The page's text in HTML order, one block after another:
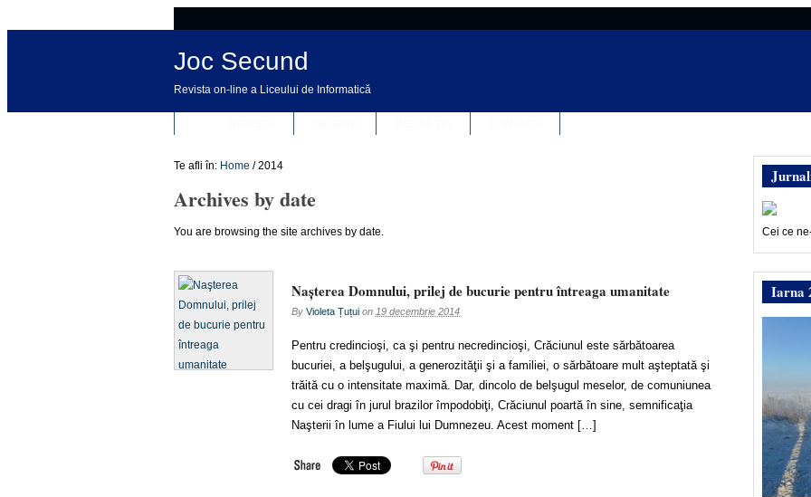
Joc Secund
Revista on-line a Liceului de Informatică
Te afli în: Home / 2014
Archives by date
You are browsing the site archives by date.
Naşterea Domnului, prilej de bucurie pentru întreaga umanitate
By Violeta Țuțui on 19 decembrie 2014
Pentru credincioşi, ca şi pentru necredincioşi, Crăciunul este sărbătoarea
bucuriei, a belşugului, a generozităţii şi a familiei, o sărbătoare mult aşteptată şi
trăită cu o intensitate maximă. Dar, dincolo de belşugul meselor, de comuniunea
cu cei dragi în jurul brazilor împodobiţi, Crăciunul poartă în sine, semnificaţia
Naşterii în lume a Fiului lui Dumnezeu. Acest moment […]
Cei ce
Iarna